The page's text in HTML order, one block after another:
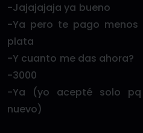
-Jajajajaja ya bueno
-Ya pero te pago
plata
-Y cuanto me das ahora?
-3000
-Ya (yo acepté solo
nuevo)